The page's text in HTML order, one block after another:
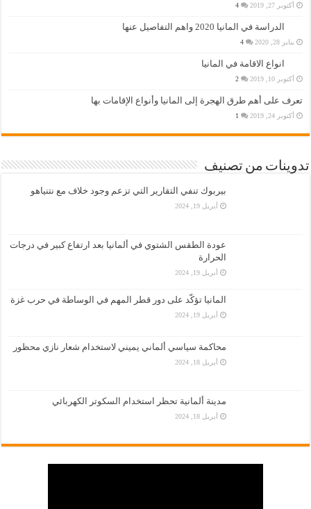
أكتوبر 27, 2019 4
الدراسة في المانيا 2020 واهم التفاصيل عنها
يناير 28, 2020 4
انواع الاقامة في المانيا
أكتوبر 10, 2019 2
تعرف على أهم طرق الهجرة إلى المانيا وأنواع الإقامات بها
أكتوبر 24, 2019 1
تدوينات من تصنيف
بيربوك تنفي التقارير التي تزعم وجود خلاف مع نتنياهو
أبريل 19, 2024
عودة الطقس الشتوي في ألمانيا بعد ارتفاع كبير في درجات
الحرارة
أبريل 19, 2024
المانيا تؤكّد على دور قطر المهم في الوساطة في حرب غزة
أبريل 19, 2024
محاكمة سياسي ألماني يميني لاستخدام شعار نازي محظور
أبريل 18, 2024
مدينة ألمانية تحظر استخدام السكوتر الكهربائي
أبريل 18, 2024